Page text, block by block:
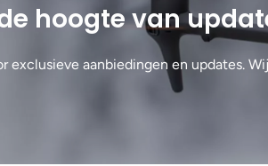
hoogte van
exclusieve aanbiedingen en updates.